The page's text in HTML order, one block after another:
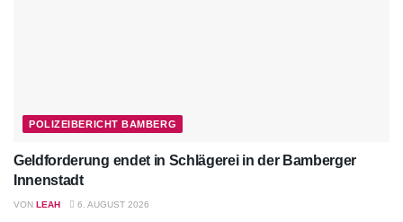
POLIZEIBERICHT BAMBERG
Geldforderung endet in Schlägerei in der Bamberger
Innenstadt
VON LEAH 6. AUGUST 2026